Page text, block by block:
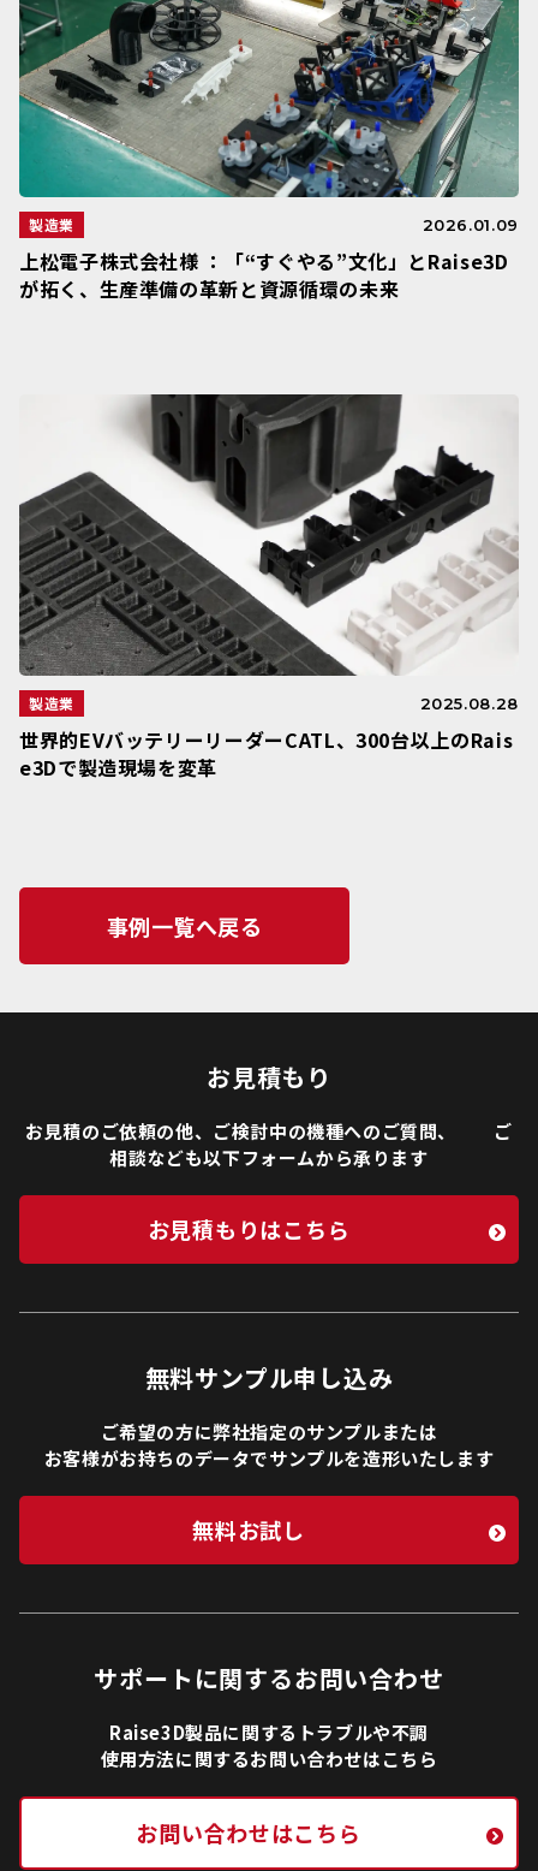
製造業 2026.01.09
上松電子株式会社様 ：「“すぐやる”文化」とRaise3D
が拓く、生産準備の革新と資源循環の未来
製造業 2025.08.28
世界的EVバッテリーリーダーCATL、300台以上のRais
e3Dで製造現場を変革
事例一覧へ戻る
お見積もり
お見積のご依頼の他、ご検討中の機種へのご質問、 ご
相談なども以下フォームから承ります
お見積もりはこちら
無料サンプル申し込み
ご希望の方に弊社指定のサンプルまたは
お客様がお持ちのデータでサンプルを造形いたします
無料お試し
サポートに関するお問い合わせ
Raise3D製品に関するトラブルや不調
使用方法に関するお問い合わせはこちら
お問い合わせはこちら